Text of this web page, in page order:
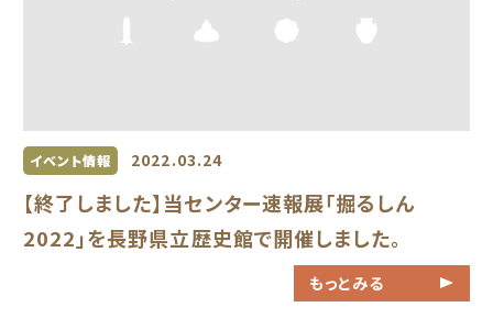
イベント情報 2022.03.24
【終了しました】当センター速報展「掘るしん
2022」を長野県立歴史館で開催しました。
もっとみる